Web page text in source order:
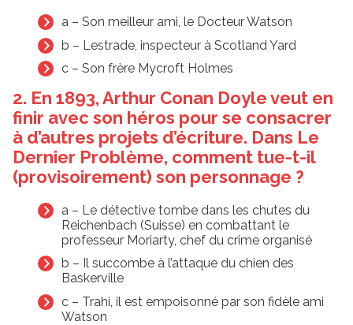
a – Son meilleur ami, le Docteur Watson
b – Lestrade, inspecteur à Scotland Yard
c – Son frère Mycroft Holmes
2. En 1893, Arthur Conan Doyle veut en
finir avec son héros pour se consacrer
à d’autres projets d’écriture. Dans Le
Dernier Problème, comment tue-t-il
(provisoirement) son personnage ?
a – Le détective tombe dans les chutes du
Reichenbach (Suisse) en combattant le
professeur Moriarty, chef du crime organisé
b – Il succombe à l’attaque du chien des
Baskerville
c – Trahi, il est empoisonné par son fidèle ami
Watson